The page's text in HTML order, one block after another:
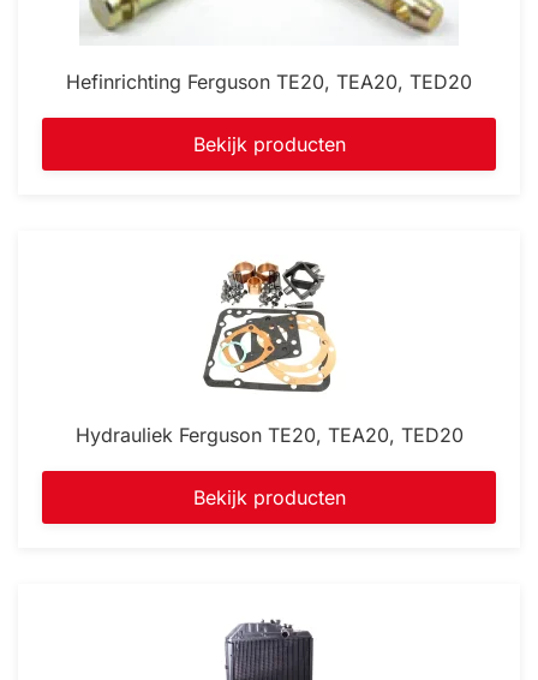
Hefinrichting Ferguson TE20, TEA20, TED20
Bekijk producten
Hydrauliek Ferguson TE20, TEA20, TED20
Bekijk producten